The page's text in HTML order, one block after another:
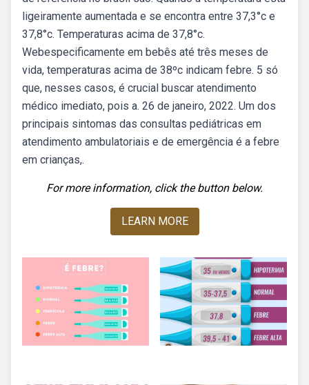
ligeiramente aumentada e se encontra entre 37,3°c e
37,8°c. Temperaturas acima de 37,8°c.
Webespecificamente em bebês até três meses de
vida, temperaturas acima de 38ºc indicam febre. 5 só
que, nesses casos, é crucial buscar atendimento
médico imediato, pois a. 26 de janeiro, 2022. Um dos
principais sintomas das consultas pediátricas em
atendimento ambulatoriais e de emergência é a febre
em crianças,.
For more information, click the button below.
LEARN MORE